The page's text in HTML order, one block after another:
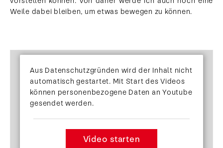
Weile dabei bleiben, um etwas bewegen zu können.
Aus Datenschutzgründen wird der Inhalt nicht
automatisch gestartet. Mit Start des Videos
können personenbezogene Daten an Youtube
gesendet werden.
Video starten